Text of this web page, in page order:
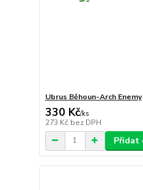
Ubrus Běhoun-Arch Enemy
330 Kč/ks
273 Kč bez DPH
Přidat